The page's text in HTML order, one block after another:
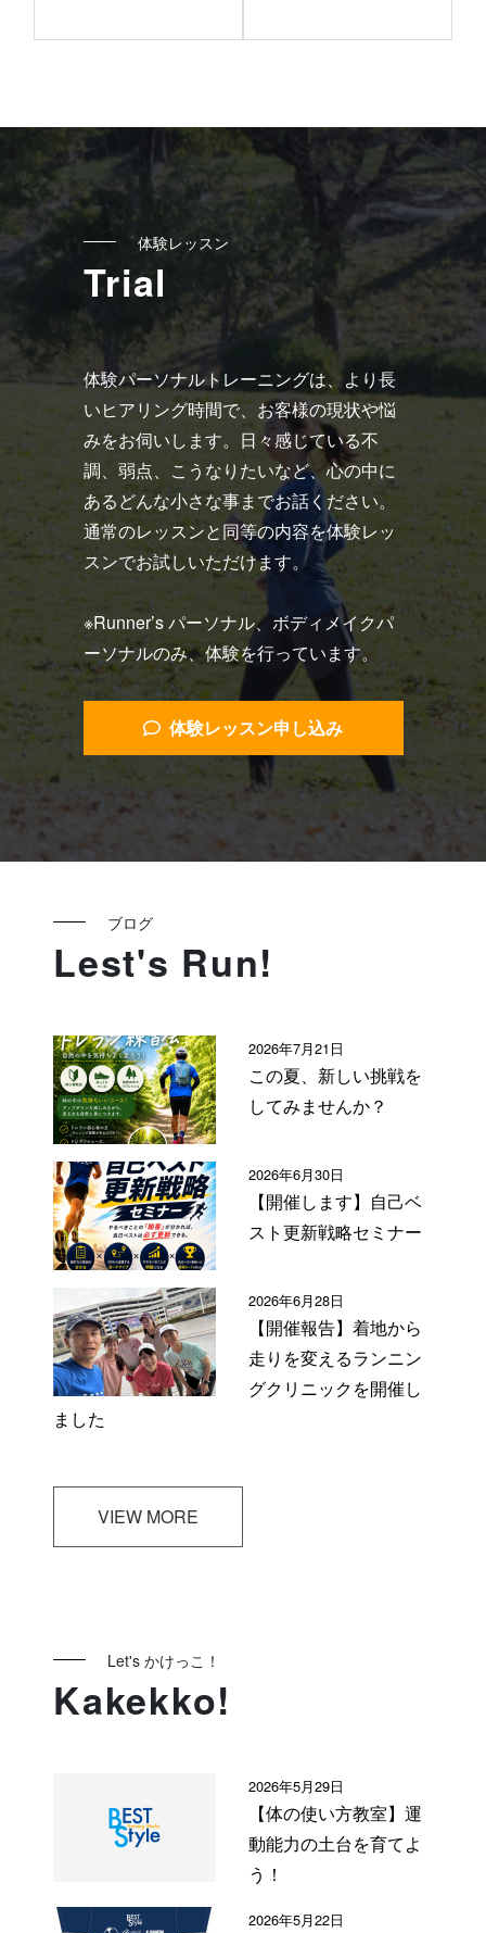
の
リ
ン
ク
体験レッスン
Trial
体験パーソナルトレーニングは、より長
いヒアリング時間で、お客様の現状や悩
みをお伺いします。日々感じている不
調、弱点、こうなりたいなど、心の中に
あるどんな小さな事までお話ください。
通常のレッスンと同等の内容を体験レッ
スンでお試しいただけます。
※Runner’s パーソナル、ボディメイクパ
ーソナルのみ、体験を行っています。
体験レッスン申し込み
ブログ
Lest's Run!
2026年7月21日
この夏、新しい挑戦を
してみませんか？
2026年6月30日
【開催します】自己ベ
スト更新戦略セミナー
2026年6月28日
【開催報告】着地から
走りを変えるランニン
グクリニックを開催し
ました
VIEW MORE
Let's かけっこ！
Kakekko!
2026年5月29日
【体の使い方教室】運
動能力の土台を育てよ
う！
2026年5月22日